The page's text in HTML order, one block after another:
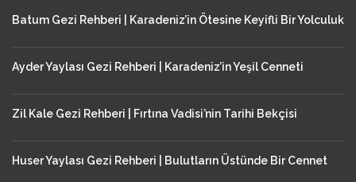
Batum Gezi Rehberi | Karadeniz’in Ötesine Keyifli Bir Yolculuk
Ayder Yaylası Gezi Rehberi | Karadeniz’in Yeşil Cenneti
Zil Kale Gezi Rehberi | Fırtına Vadisi’nin Tarihi Bekçisi
Huser Yaylası Gezi Rehberi | Bulutların Üstünde Bir Cennet